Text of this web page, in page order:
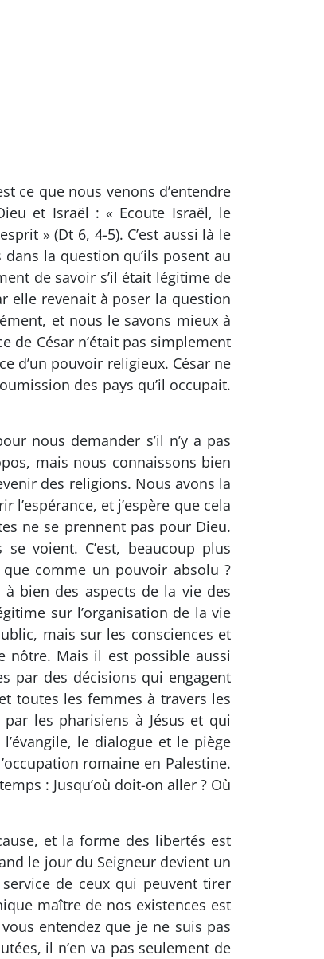
ce que nous venons d’entendre
et Israël : « Ecoute Israël, le
» (Dt 6, 4-5). C’est aussi là le
la question qu’ils posent au
de savoir s’il était légitime de
elle revenait à poser la question
et nous le savons mieux à
de César n’était pas simplement
d’un pouvoir religieux. César ne
des pays qu’il occupait.
nous demander s’il n’y a pas
mais nous connaissons bien
des religions. Nous avons la
et j’espère que cela
ne se prennent pas pour Dieu.
voient. C’est, beaucoup plus
comme un pouvoir absolu ?
bien des aspects de la vie des
sur l’organisation de la vie
mais sur les consciences et
nôtre. Mais il est possible aussi
par des décisions qui engagent
toutes les femmes à travers les
les pharisiens à Jésus et qui
le dialogue et le piège
romaine en Palestine.
: Jusqu’où doit-on aller ? Où
et la forme des libertés est
le jour du Seigneur devient un
de ceux qui peuvent tirer
maître de nos existences est
entendez que je ne suis pas
il n’en va pas seulement de